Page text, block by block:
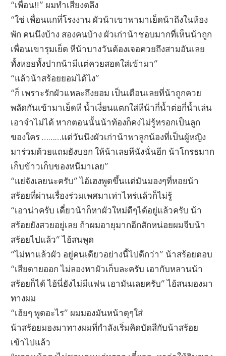
“เพื่อน!!” ผมทำเสียงตลึง
“ใช่ เพื่อนแกที่โรงงาน ผัวน้าเขาพามาเย็ดน้าถึงในห้อง
พัก คนนึงบ้าง สองคนบ้าง ผัวเก่าน้าชอบมากที่เห็นน้าถูก
เพื่อนเขารุมเย็ด หีน้าบางวันต้องเจอควยถึงสามอันเลย
ทั้งหอยทั้งปากน้ามีแต่ควยสอดใส่เข้ามา”
“แล้วน้าสร้อยยอมได้ไง”
“ก็ เพราะรักผัวแหละถึงยอม เป็นเดือนเลยที่น้าถูกควย
พลัดกันเข้ามาเย็ดหี น้ำเงี่ยนแตกใส่หีน้ากี่น้ำต่อกี่น้ำเล่น
เอาจำไม่ได้ หากตอนนั้นน้าท้องก็คงไม่รู้หรอกเป็นลูก
ของใคร ………แต่วันนึงผัวเก่าน้าพาลูกน้องที่เป็นผู้หญิง
มาร่วมด้วยแถมยังบอก ให้น้าเลยหีนังนั่นอีก น้าโกรธมาก
เก็บข้าวเก็บของหนีมาเลย”
“แย่จังเลยนะครับ” ไอ้เฮงพูดขึ้นแต่มันมองๆที่หอยน้า
สร้อยที่ผ่านเรื่องร่วมเพศมาเท่าไหร่แล้วก็ไม่รู้
“เอาน่าครับ เดี๋ยวน้าก็หาผัวใหม่ดีๆได้อยู่แล้วครับ น้า
สร้อยยังสวยอยู่เลย ถ้าผมอายุมากอีกสักหน่อยผมจีบน้า
สร้อยไปแล้ว” ไอ้สนพูด
“ไม่หาแล้วผัว อยู่คนเดียวอย่างนี้ไปดีกว่า” น้าสร้อยตอบ
“เสียดายออก ไม่ลองหาผัวเก็บละครับ เอากับหลานน้า
สร้อยก็ได้ ไอ้นี่ยังไม่มีแฟน เอามันเลยครับ” ไอ้สนมองมา
ทางผม
“เฮ้ยๆ พูดอะไร” ผมมองมันหน้าดุๆใส่
น้าสร้อยมองมาทางผมที่กำลังเริ่มคิดบัดสีกับน้าสร้อย
เข้าไปแล้ว